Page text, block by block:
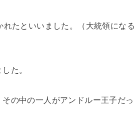
たといいました。（大統領になる
た。
の中の一人がアンドルー王子だっ